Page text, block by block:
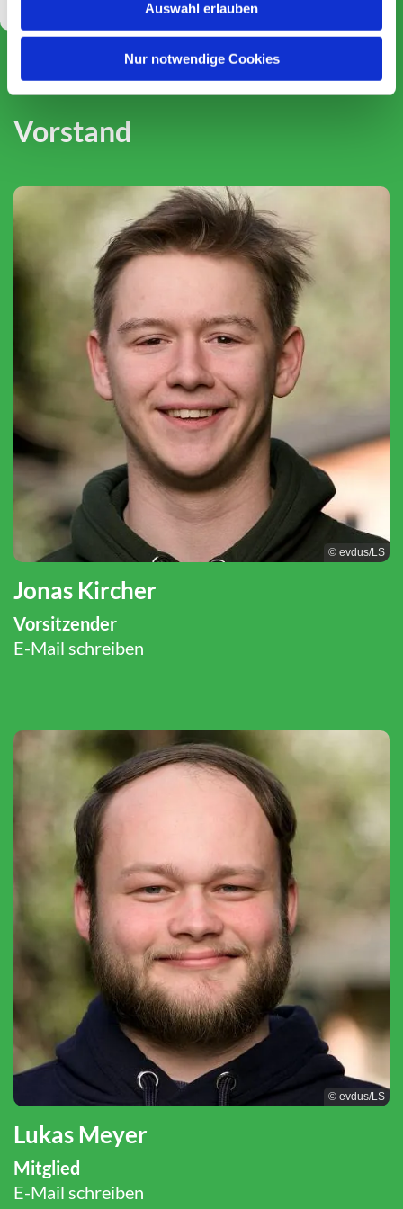
Auswahl erlauben
Nur notwendige Cookies
Vorstand
© evdus/LS
Jonas Kircher
Vorsitzender
E-Mail schreiben
© evdus/LS
Lukas Meyer
Mitglied
E-Mail schreiben